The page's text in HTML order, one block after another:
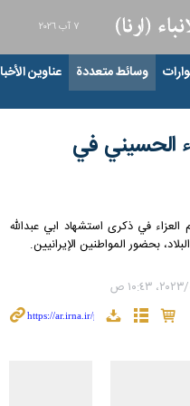
٧ آب ٢٠٢٦
وسائط متعددة عناوين
الحسيني في
في ذكرى استشهاد ابي عبدالله
بحضور المواطنين الإيرانيين.